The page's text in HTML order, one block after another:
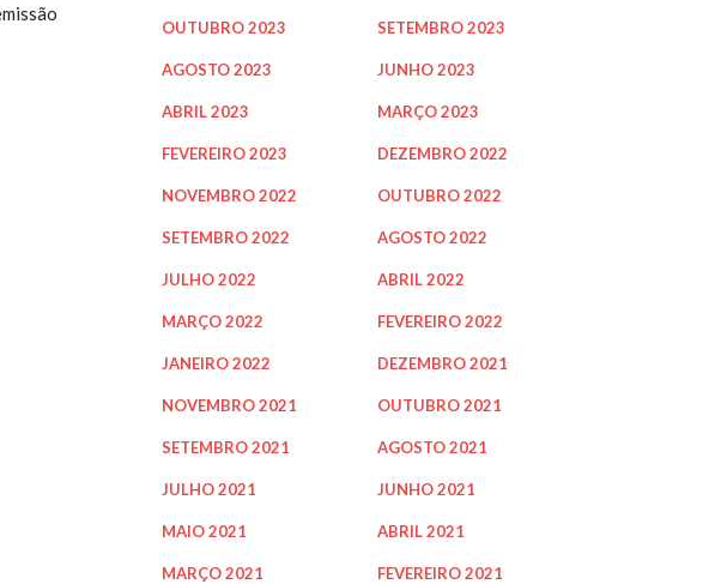
OUTUBRO 2023 SETEMBRO 2023
AGOSTO 2023 JUNHO 2023
ABRIL 2023 MARÇO 2023
FEVEREIRO 2023 DEZEMBRO 2022
NOVEMBRO 2022 OUTUBRO 2022
SETEMBRO 2022 AGOSTO 2022
JULHO 2022 ABRIL 2022
MARÇO 2022 FEVEREIRO 2022
JANEIRO 2022 DEZEMBRO 2021
NOVEMBRO 2021 OUTUBRO 2021
SETEMBRO 2021 AGOSTO 2021
JULHO 2021 JUNHO 2021
MAIO 2021 ABRIL 2021
MARÇO 2021 FEVEREIRO 2021